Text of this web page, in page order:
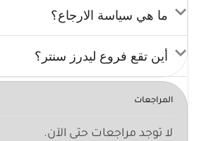
ما هي سياسة الارجاع؟
أين تقع فروع ليدرز سنتر؟
المراجعات
لا توجد مراجعات حتى الآن.